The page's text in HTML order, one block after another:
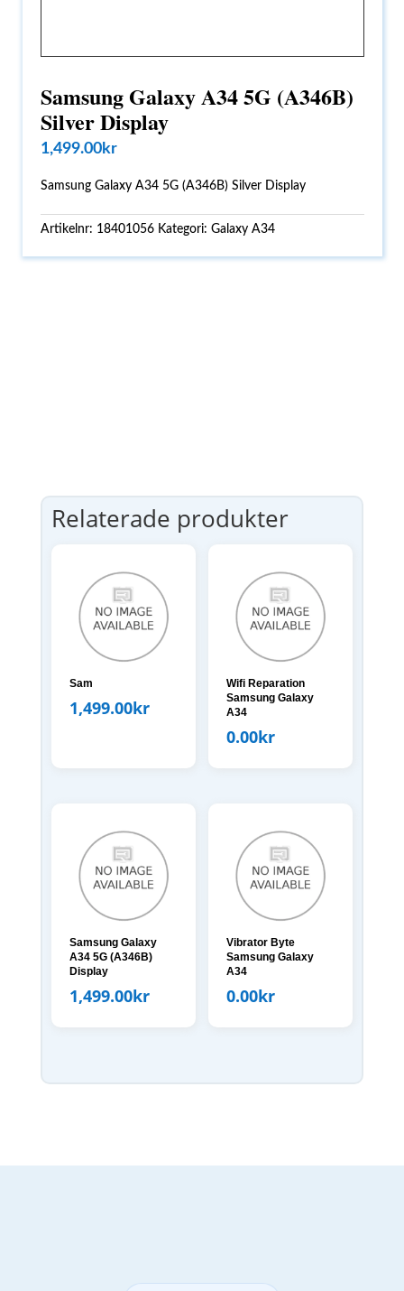
Samsung Galaxy A34 5G (A346B)
Silver Display
1,499.00kr
Samsung Galaxy A34 5G (A346B) Silver Display
Artikelnr: 18401056 Kategori:Galaxy A34
Relaterade produkter
Sam
1,499.00kr
Wifi Reparation
Samsung Galaxy
A34
0.00kr
Samsung Galaxy
A34 5G (A346B)
Display
1,499.00kr
Vibrator Byte
Samsung Galaxy
A34
0.00kr